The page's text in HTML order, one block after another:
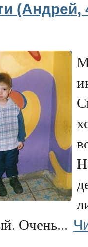
(Андрей,
Очень...